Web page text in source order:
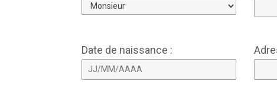
Date de naissance :